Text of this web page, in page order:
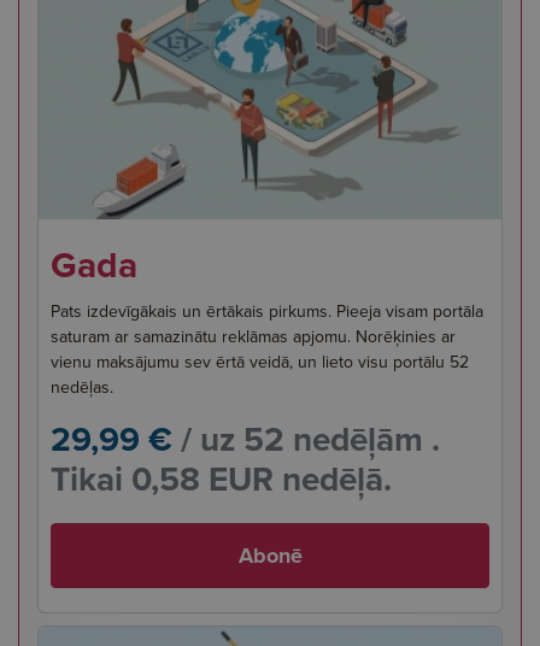
Gada
Pats izdevīgākais un ērtākais pirkums. Pieeja visam portāla
saturam ar samazinātu reklāmas apjomu. Norēķinies ar
vienu maksājumu sev ērtā veidā, un lieto visu portālu 52
nedēļas.
29,99 €/ uz 52 nedēļām .
Tikai 0,58 EUR nedēļā.
Abonē